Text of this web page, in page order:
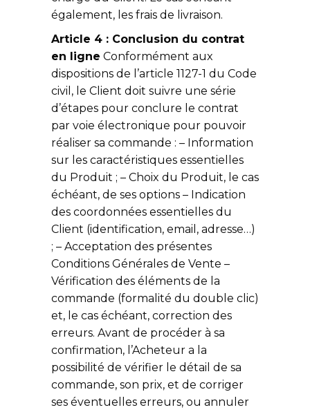
également, les frais de livraison.
Article 4 : Conclusion du contrat
en ligne Conformément aux
dispositions de l’article 1127-1 du Code
civil, le Client doit suivre une série
d’étapes pour conclure le contrat
par voie électronique pour pouvoir
réaliser sa commande : – Information
sur les caractéristiques essentielles
du Produit ; – Choix du Produit, le cas
échéant, de ses options – Indication
des coordonnées essentielles du
Client (identification, email, adresse…)
; – Acceptation des présentes
Conditions Générales de Vente –
Vérification des éléments de la
commande (formalité du double clic)
et, le cas échéant, correction des
erreurs. Avant de procéder à sa
confirmation, l’Acheteur a la
possibilité de vérifier le détail de sa
commande, son prix, et de corriger
ses éventuelles erreurs, ou annuler